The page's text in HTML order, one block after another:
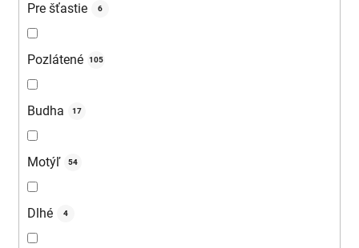
Pre šťastie 6
Pozlátené 105
Budha 17
Motýľ 54
Dlhé 4